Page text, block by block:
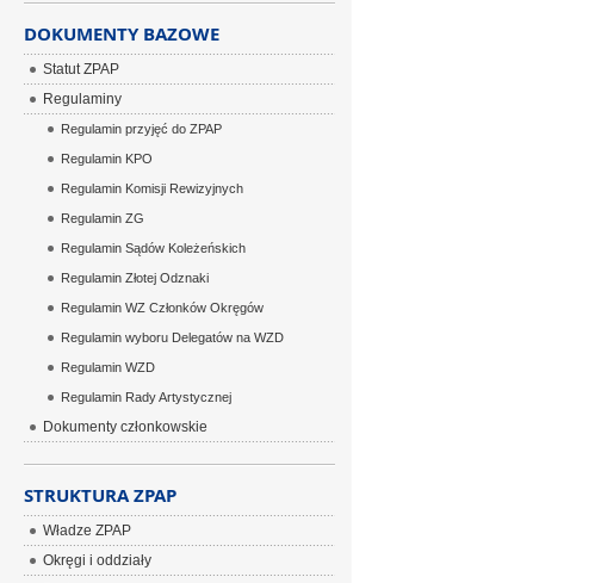
DOKUMENTY BAZOWE
Statut ZPAP
Regulaminy
Regulamin przyjęć do ZPAP
Regulamin KPO
Regulamin Komisji Rewizyjnych
Regulamin ZG
Regulamin Sądów Koleżeńskich
Regulamin Złotej Odznaki
Regulamin WZ Członków Okręgów
Regulamin wyboru Delegatów na WZD
Regulamin WZD
Regulamin Rady Artystycznej
Dokumenty członkowskie
STRUKTURA ZPAP
Władze ZPAP
Okręgi i oddziały